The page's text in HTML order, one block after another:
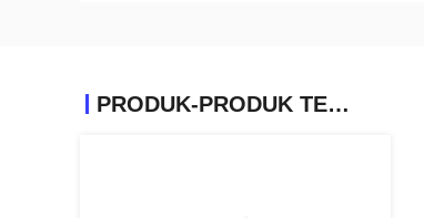
PRODUK-PRODUK TERKAIT